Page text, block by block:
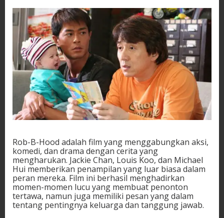
Rob-B-Hood adalah film yang menggabungkan aksi,
komedi, dan drama dengan cerita yang
mengharukan. Jackie Chan, Louis Koo, dan Michael
Hui memberikan penampilan yang luar biasa dalam
peran mereka. Film ini berhasil menghadirkan
momen-momen lucu yang membuat penonton
tertawa, namun juga memiliki pesan yang dalam
tentang pentingnya keluarga dan tanggung jawab.